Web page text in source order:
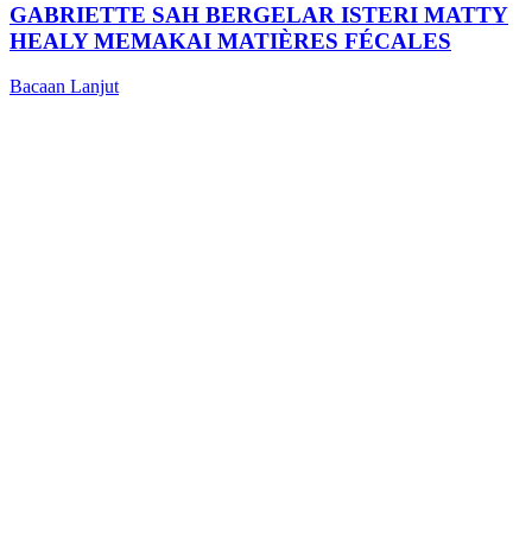
GABRIETTE SAH BERGELAR ISTERI MATTY
HEALY MEMAKAI MATIÈRES FÉCALES
Bacaan Lanjut